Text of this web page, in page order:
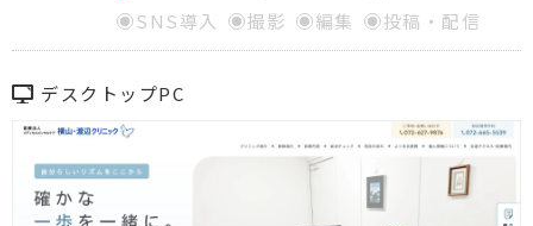
SNS導入
撮影 編集 投稿・配信
デスクトップPC